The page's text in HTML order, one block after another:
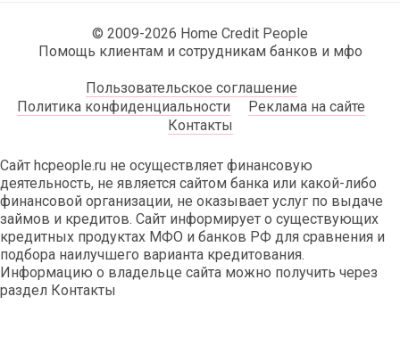
© 2009-2026 Home Credit People
Помощь клиентам и сотрудникам банков и мфо
Пользовательское соглашение
Политика конфиденциальности
Реклама на сайте
Контакты
Сайт hcpeople.ru не осуществляет финансовую
деятельность, не является сайтом банка или какой-либо
финансовой организации, не оказывает услуг по выдаче
займов и кредитов. Сайт информирует о существующих
кредитных продуктах МФО и банков РФ для сравнения и
подбора наилучшего варианта кредитования.
Информацию о владельце сайта можно получить через
раздел Контакты